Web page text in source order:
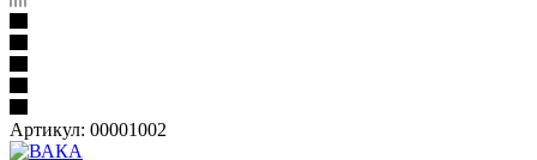
Артикул: 00001002